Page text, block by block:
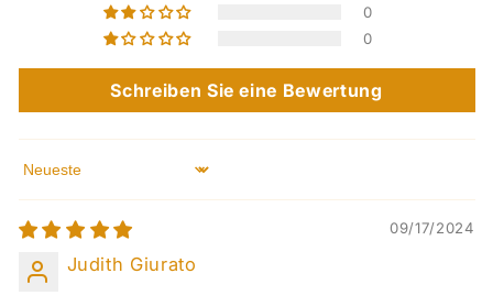
0
0
Schreiben Sie eine Bewertung
Sort by
09/17/2024
Judith Giurato